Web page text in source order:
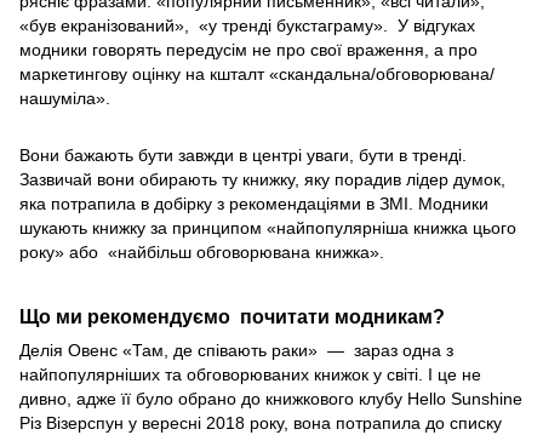
«був екранізований», «у тренді букстаграму». У відгуках
модники говорять передусім не про свої враження, а про
маркетингову оцінку на кшталт «скандальна/обговорювана/
нашуміла».
Вони бажають бути завжди в центрі уваги, бути в тренді.
Зазвичай вони обирають ту книжку, яку порадив лідер думок,
яка потрапила в добірку з рекомендаціями в ЗМІ. Модники
шукають книжку за принципом «найпопулярніша книжка цього
року» або «найбільш обговорювана книжка».
Що ми рекомендуємо почитати модникам?
Делія Овенс «Там, де співають раки» — зараз одна з
найпопулярніших та обговорюваних книжок у світі. І це не
дивно, адже її було обрано до книжкового клубу Hello Sunshine
Різ Візерспун у вересні 2018 року, вона потрапила до списку